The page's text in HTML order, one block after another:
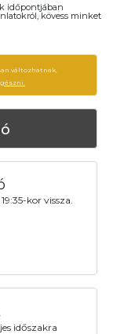
időpontjában
kövess minket
változhatnak,
kor vissza.
időszakra